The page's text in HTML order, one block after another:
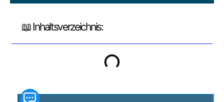
📖 Inhaltsverzeichnis: